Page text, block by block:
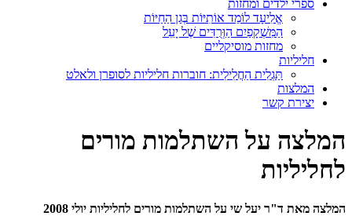
ספרי ילדים ומחזות
אֱלִיעָד לוֹמֵד אוֹתִיּוֹת בְּגַן הַחַיּוֹת
הַמִּשְׁקָפַיִם הַוְּרֻדִּים שֶׁל יָעֵל
מחזות מוסיקליים
חליליות
תַּגְלִית הַחֲלִילִית: חוברות חליליות לסופרן ולאלט
המלצות
יצירת קשר
המלצה על השתלמות מורים
לחליליות
המלצה מאת ד"ר יעל שי על השתלמות מורים לחליליות יולי 2008